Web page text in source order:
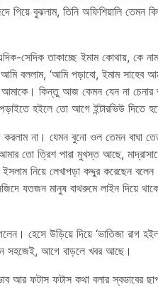
গিয়ে বুঝলাম, তিনি অফিশিয়ালি তেমন
সেদিক তাকাচ্ছে ইমাম কোথায়, কে
বললাম, ‘আমি পড়াবো, ইমাম সাহেব
আমাকে। কিন্তু আজ কেমন যেন না
হইলে তো আগে ইন্টারভিউ দিতে
না। যেমন বুনো ওল তেমন বাঘা
তো ত্রিশ পারা মুখস্ত আছে,
নিয়ে লেখাপড়া কদ্দুর করেছেন
যতজন মানুষ বাথরুমে লাইন দিয়ে
হেসে উড়িয়ে দিয়ে ‘ভাতিজা রাগ
সহজেই, আগে বাড়লে খবর আছে।
ভাব আর ফটাস ফটাস কথা বলার